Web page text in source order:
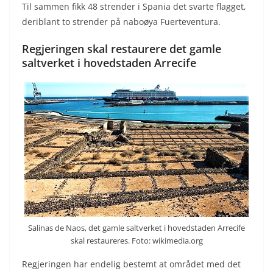
Til sammen fikk 48 strender i Spania det svarte flagget,
deriblant to strender på naboøya Fuerteventura.
Regjeringen skal restaurere det gamle
saltverket i hovedstaden Arrecife
Salinas de Naos, det gamle saltverket i hovedstaden Arrecife
skal restaureres. Foto: wikimedia.org
Regjeringen har endelig bestemt at området med det